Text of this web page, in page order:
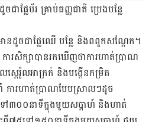
ដូច​ជា​ផ្លែ​ប័រ គ្រាប់​ធញ្ញជាតិ ប្រេង​បន្លែ
ន​ដូច​ជា​ផ្លែឈើ បន្លែ និង​ពពួក​សណ្ដែក​។
ការសិក្សា​បាន​រក​ឃើញ​ថា​​ការ​ហាត់​ប្រាណ​
តេរ៉ូល​អាក្រក់ និង​បង្កើន​កម្រិត​
ការ​ហាត់​ប្រាណ​បែប​ស្រាលៗដូច
ៅ​៣០០​នាទី​ក្នុង​មួយ​សប្ដាហ៍ និង​ហាត់​